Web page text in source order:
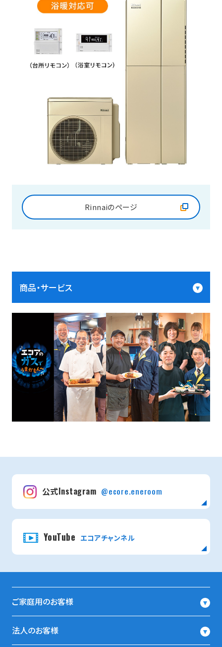
Rinnaiのページ
商品・サービス
公式Instagram @ecore.eneroom
YouTube エコアチャンネル
ご家庭用のお客様
法人のお客様